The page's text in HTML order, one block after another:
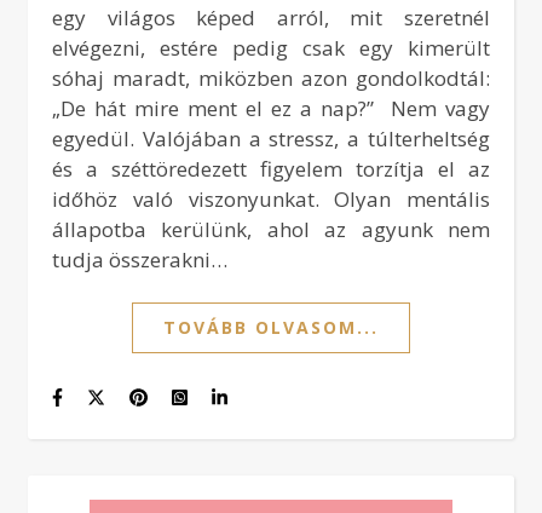
egy világos képed arról, mit szeretnél
elvégezni, estére pedig csak egy kimerült
sóhaj maradt, miközben azon gondolkodtál:
„De hát mire ment el ez a nap?” Nem vagy
egyedül. Valójában a stressz, a túlterheltség
és a széttöredezett figyelem torzítja el az
időhöz való viszonyunkat. Olyan mentális
állapotba kerülünk, ahol az agyunk nem
tudja összerakni…
TOVÁBB OLVASOM...